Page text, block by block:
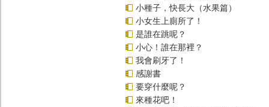
小種子，快長大（水果篇）
小女生上廁所了！
是誰在跳呢？
小心！誰在那裡？
我會刷牙了！
感謝書
要穿什麼呢？
來種花吧！